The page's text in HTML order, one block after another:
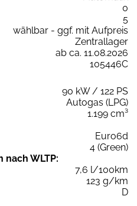
0
5
wählbar - ggf. mit Aufpreis
Zentrallager
ab ca. 11.08.2026
105446C
90 kW / 122 PS
Autogas (LPG)
1.199 cm³
Euro6d
4 (Green)
nach WLTP:
7,6 l/100km
123 g/km
D